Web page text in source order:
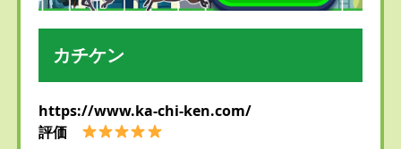
カチケン
https://www.ka-chi-ken.com/
評価